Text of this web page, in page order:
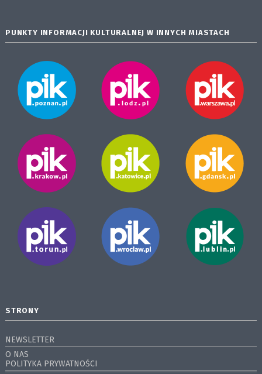
PUNKTY INFORMACJI KULTURALNEJ W INNYCH MIASTACH
STRONY
NEWSLETTER
O NAS
POLITYKA PRYWATNOŚCI